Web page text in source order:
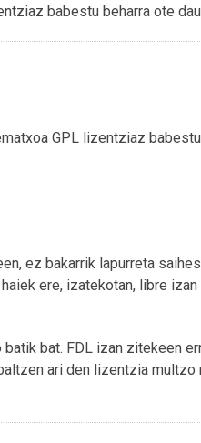
babestu beharra ote
GPL lizentziaz
ez bakarrik lapurreta
ere, izatekotan, libre izan
bat. FDL izan zitekeen
ari den lizentzia multzo